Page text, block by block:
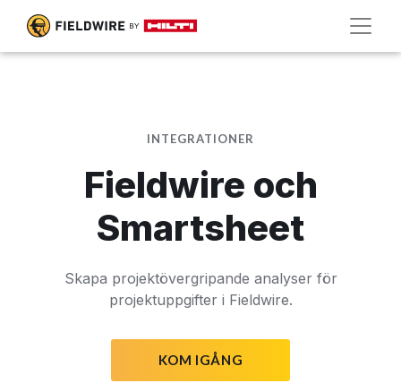
INTEGRATIONER
Fieldwire och
Smartsheet
Skapa projektövergripande analyser för
projektuppgifter i Fieldwire.
KOM IGÅNG